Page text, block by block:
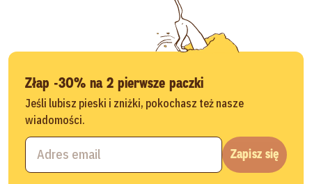
Złap -30% na 2 pierwsze paczki
Jeśli lubisz pieski i zniżki, pokochasz też nasze
wiadomości.
Zapisz się